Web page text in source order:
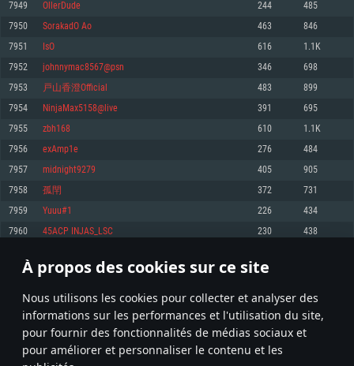
À propos des cookies sur ce site
Nous utilisons les cookies pour collecter et analyser des
informations sur les performances et l'utilisation du site,
pour fournir des fonctionnalités de médias sociaux et
pour améliorer et personnaliser le contenu et les
Processeur: Dual-Core 2.2 GHz
Mémoire: 4 GB
Carte graphique supportant DirectX 11: AMD Radeon 77XX / NVIDIA
GeForce GTX 660. La résolution minimale supportée par le jeu est de 720p
Connection: Connexion Internet à haut débit
Disque dur: 23.1 Go (client minimal)
Recommandée
1060 et plus, Radeon RX 570 et plus.
Disque dur: 75.9 Go (client complet)
Processeur: Core i5, minimum 2.2GHz (Les processeurs Intel Xeon ne sont
pas supportés)
Mémoire: 6 GB
Carte graphique: Intel Iris Pro 5200 (Mac), ou analogue AMD/Nvidia. La
résolution minimale supportée par le jeu est de 720p.
Connection: Connexion Internet à haut débit
Disque dur: 62,2 Go (client minimal)
Recommandée
OS: Mac OS Big Sur 11.0 ou plus récent
Processeur: Core i7 (Les processeurs Intel Xeon ne sont pas supportés)
Mémoire: 8 GB
Carte graphique: Radeon Vega II ou plus avec support de Metal
Disque dur: 62,2 Go (client complet)
Processeur: Dual-Core 2.4 GHz
Mémoire: 4 GB
Carte graphique: NVIDIA 660 avec les derniers drivers (moins de 6 mois) /
de même pour AMD (La résolution minimale supportée par le jeu est de
720p)
Connection: Connexion Internet à haut débit
Disque dur: 62,2 Go (client minimal)
Recommandée
OS: Ubuntu 20.04 64bit
Processeur: Intel Core i7
Mémoire: 8 GB
Carte graphique: NVIDIA 1060 avec les derniers drivers (moins de 6 mois) /
6 mois et supportant Vulkan
Connection: Connexion Internet à haut débit
Disque dur: 60,2 Go (client complet)
7949 OllerDude 244 485
7950 SorakadO Ao 463 846
7951 IsO 616 1.1K
7952 johnnymac8567@psn 346 698
7953 戸山香澄Official 483 899
7954 NinjaMax5158@live 391 695
7955 zbh168 610 1.1K
7956 exAmp1e 276 484
7957 midnight9279 405 905
7958 孤閈 372 731
7959 Yuuu#1 226 434
7960 45ACP INJAS_LSC 230 438
* Classement mis à jour quotidiennement
397 398 399 498